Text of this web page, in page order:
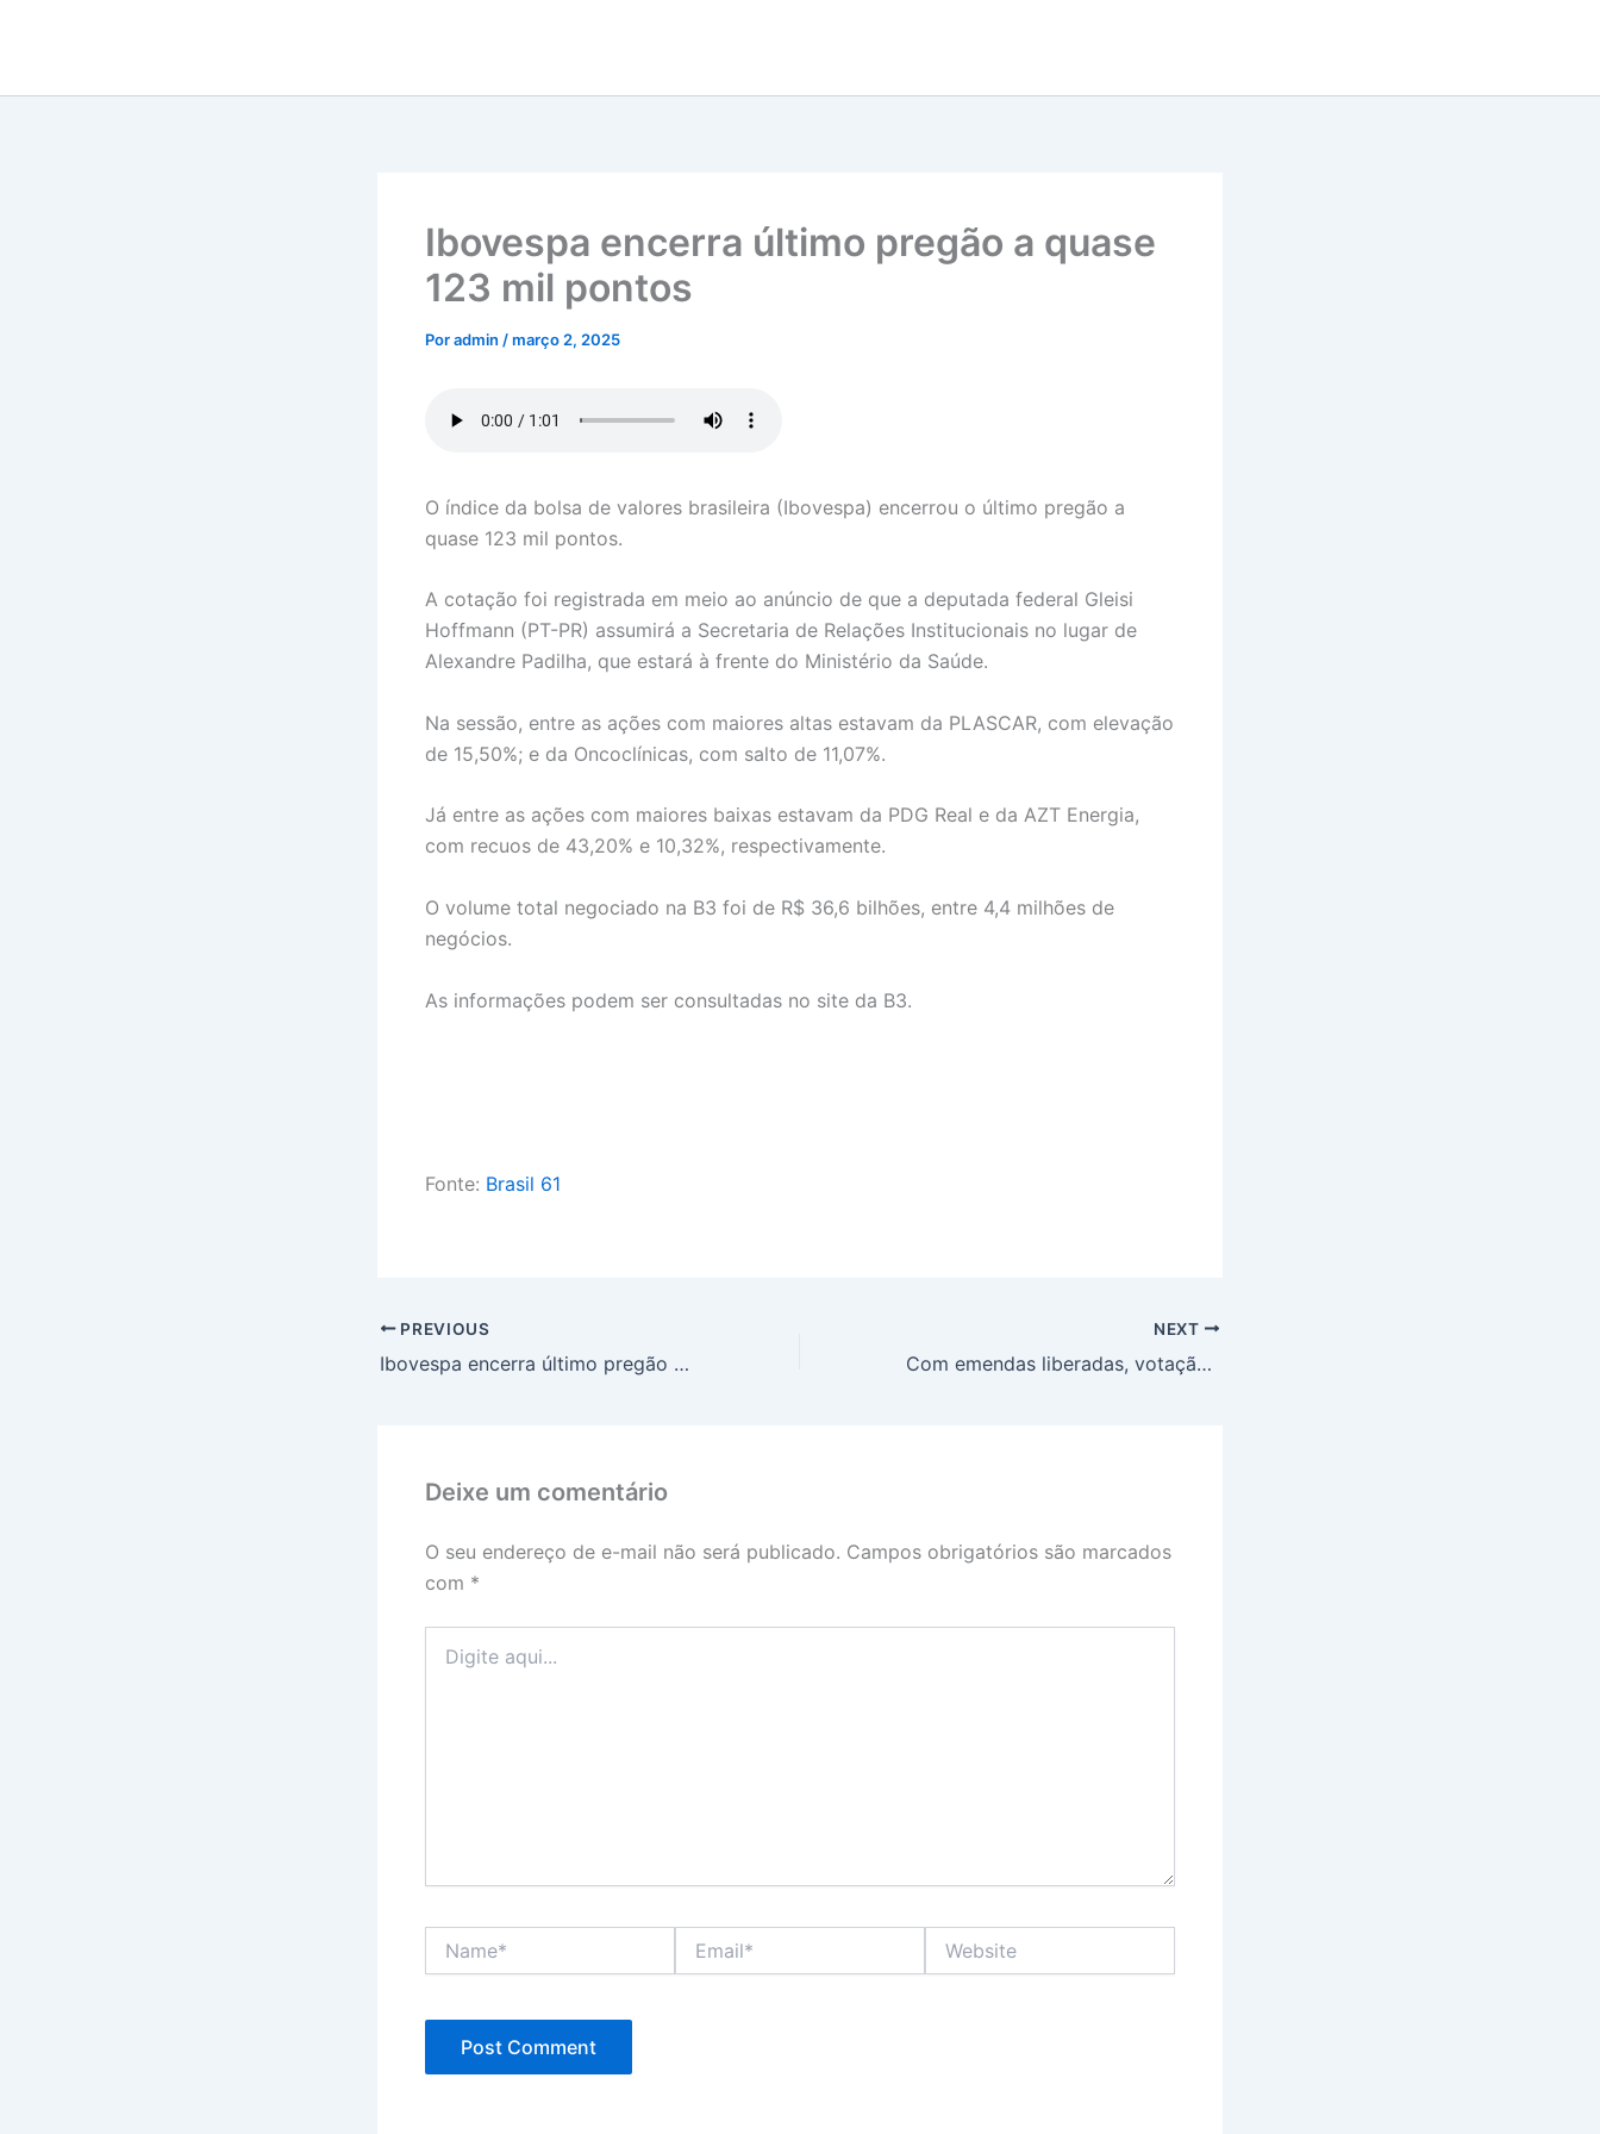
Ibovespa encerra último pregão a quase
123 mil pontos
Poradmin /março 2, 2025
O índice da bolsa de valores brasileira (Ibovespa) encerrou o último pregão a
quase 123 mil pontos.
A cotação foi registrada em meio ao anúncio de que a deputada federal Gleisi
Hoffmann (PT-PR) assumirá a Secretaria de Relações Institucionais no lugar de
Alexandre Padilha, que estará à frente do Ministério da Saúde.
Na sessão, entre as ações com maiores altas estavam da PLASCAR, com elevação
de 15,50%; e da Oncoclínicas, com salto de 11,07%.
Já entre as ações com maiores baixas estavam da PDG Real e da AZT Energia,
com recuos de 43,20% e 10,32%, respectivamente.
O volume total negociado na B3 foi de R$ 36,6 bilhões, entre 4,4 milhões de
negócios.
As informações podem ser consultadas no site da B3.
Fonte: Brasil 61
PREVIOUS
Ibovespa encerra último pregão a quase 123 mil pontos
NEXT
Com emendas liberadas, votação do Orçamento deve sair em 17 de março, prevê relator
Deixe um comentário
O seu endereço de e-mail não será publicado. Campos obrigatórios são marcados
com *
aqui...